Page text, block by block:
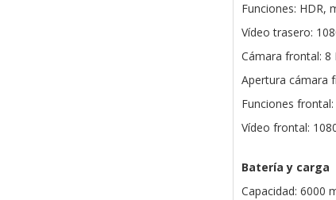
Funciones:
Vídeo trasero:
Cámara frontal: 8
Apertura cámara
Funciones
Vídeo frontal:
Batería y carga
Capacidad: 6000